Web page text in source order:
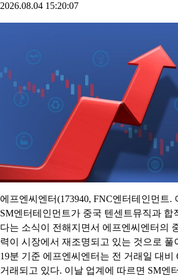
2026.08.04 15:20:07
에프엔씨엔터(173940, FNC엔터테인먼트.
SM엔터테인먼트가 중국 텐센트뮤직과 합
다는 소식이 전해지면서 에프엔씨엔터의
력이 시장에서 재조명되고 있는 것으로 풀
19분 기준 에프엔씨엔터는 전 거래일 대비
거래되고 있다. 이날 업계에 따르면 SM엔